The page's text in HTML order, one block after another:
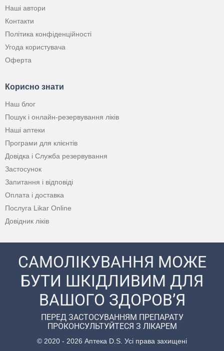
Наші автори
Контакти
Політика конфіденційності
Угода користувача
Оферта
Корисно знати
Наш блог
Пошук і онлайн-резервування ліків
Наші аптеки
Програми для клієнтів
Довідка і Служба резервування
Застосунок
Запитання і відповіді
Оплата і доставка
Послуга Likar Online
Довідник ліків
САМОЛІКУВАННЯ МОЖЕ
БУТИ ШКІДЛИВИМ ДЛЯ
ВАШОГО ЗДОРОВ’Я
ПЕРЕД ЗАСТОСУВАННЯМ ПРЕПАРАТУ
ПРОКОНСУЛЬТУЙТЕСЯ З ЛІКАРЕМ
© 2020 - 2026 Аптека D.S. Усі права захищені